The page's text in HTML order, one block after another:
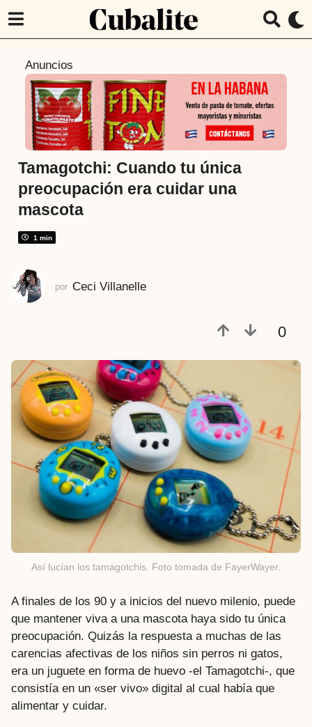
t
á
s
7
o
á
s
Anuncios
Tamagotchi: Cuando tu única
preocupación era cuidar una
mascota
1 min
por Ceci Villanelle
0
Así lucían los tamagotchis. Foto tomada de FayerWayer.
A finales de los 90 y a inicios del nuevo milenio, puede
que mantener viva a una mascota haya sido tu única
preocupación. Quizás la respuesta a muchas de las
carencias afectivas de los niños sin perros ni gatos,
era un juguete en forma de huevo -el Tamagotchi-, que
consistía en un «ser vivo» digital al cual había que
alimentar y cuidar.